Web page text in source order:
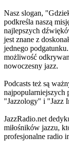
Nasz slogan,
podkreśla naszą
najlepszych
jest znane z
jednego
możliwość
nowoczesny jazz.
Podcasts też są
najpopularniejszych
"Jazzology" i "Jazz
JazzRadio.net
miłośników jazzu,
profesjonalne radio